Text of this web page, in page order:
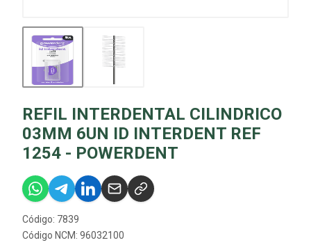
REFIL INTERDENTAL CILINDRICO
03MM 6UN ID INTERDENT REF
1254 - POWERDENT
Código: 7839
Código NCM: 96032100